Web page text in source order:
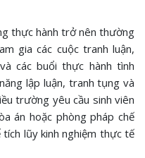
thực hành trở nên thường
gia các cuộc tranh luận,
các buổi thực hành tình
lập luận, tranh tụng và
trường yêu cầu sinh viên
án hoặc phòng pháp chế
lũy kinh nghiệm thực tế